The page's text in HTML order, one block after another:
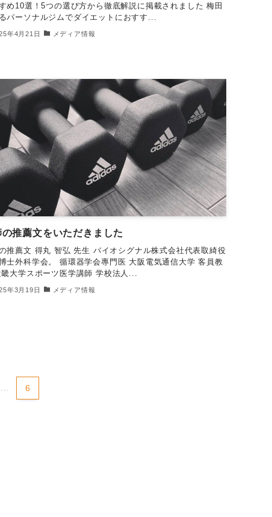
め10選！5つの選び方から徹底解説に掲載されました 梅田
パーソナルジムでダイエットにおすす...
年4月21日 メディア情報
の推薦文をいただきました
推薦文 得丸 智弘 先生 バイオシグナル株式会社代表取綺役
士外科学会。 循環器学会專門医 大阪電気通信大学 客員教
大学スポーツ医学講師 学校法人...
年3月19日 メディア情報
... 6